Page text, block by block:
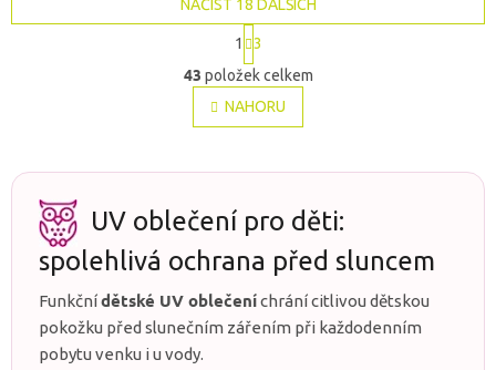
hvězdiček.
O
v
l
á
a
í
p
r
v
k
y
v
NAČÍST 18 DALŠÍCH
S
t
r
á
n
k
í
1 3
43 položek celkem
NAHORU
UV oblečení pro děti:
spolehlivá ochrana před sluncem
Funkčnídětské UV oblečeníchrání citlivou dětskou
pokožku před slunečním zářením při každodenním
pobytu venku i u vody.